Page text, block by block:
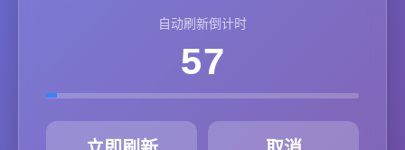
自动刷新倒计时
57